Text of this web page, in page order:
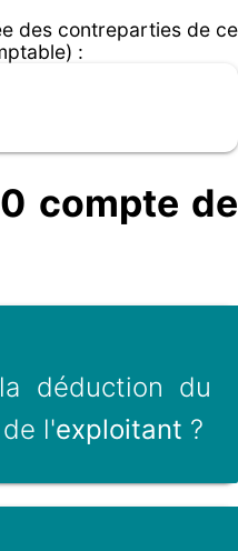
des contreparties de ce
:
compte de
déduction du
l'exploitant ?